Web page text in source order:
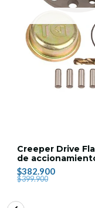
Creeper Drive
de
$382.900
$399.900